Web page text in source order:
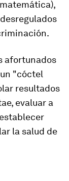
afortunados
"cóctel
resultados
evaluar a
la salud de